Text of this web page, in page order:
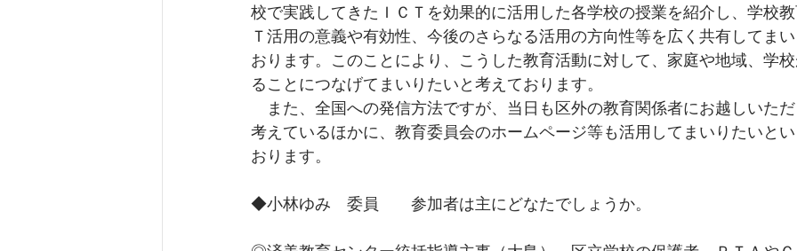
校で実践してきたＩＣＴを効果的に活用した各学校の授業を紹介し、学校
Ｔ活用の意義や有効性、今後のさらなる活用の方向性等を広く共有してま
おります。このことにより、こうした教育活動に対して、家庭や地域、学
ることにつなげてまいりたいと考えております。
また、全国への発信方法ですが、当日も区外の教育関係者にお越しいた
考えているほかに、教育委員会のホームページ等も活用してまいりたいと
おります。
◆小林ゆみ　委員　　参加者は主にどなたでしょうか。